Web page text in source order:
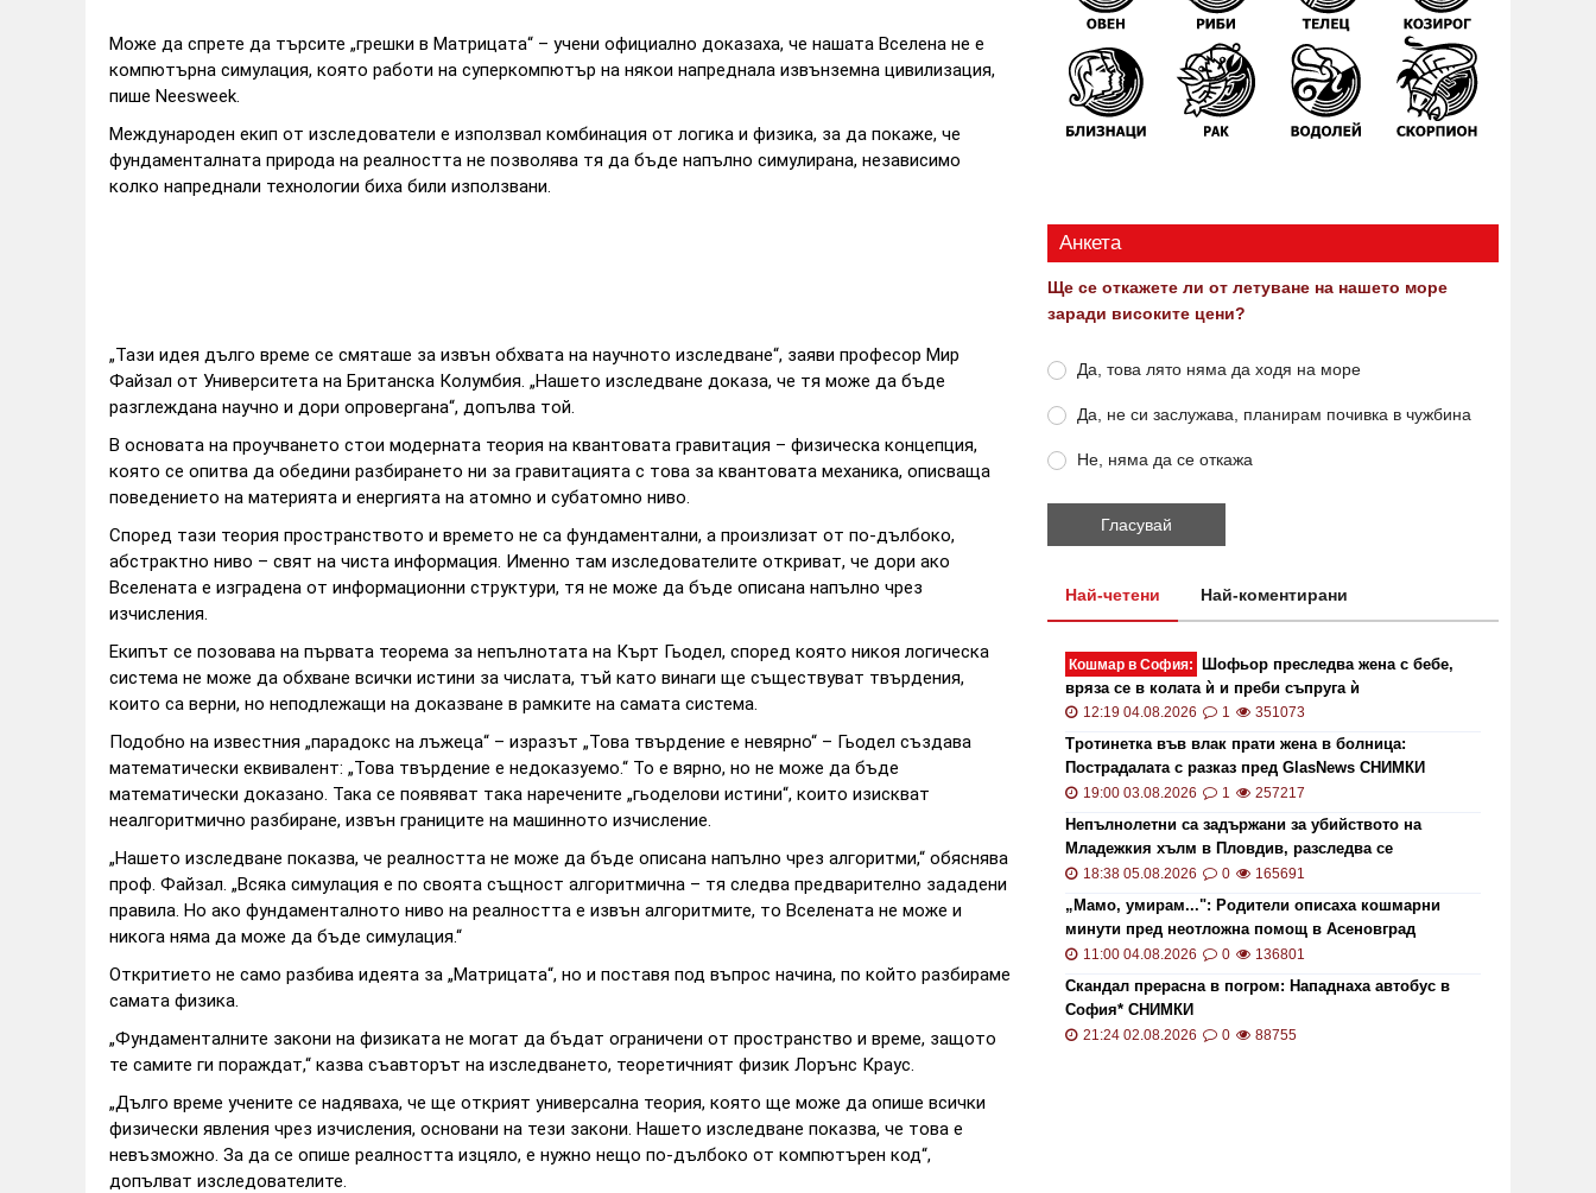
Може да спрете да търсите „грешки в Матрицата“ – учени официално доказаха, че нашата Вселена не е
компютърна симулация, която работи на суперкомпютър на някои напреднала извънземна цивилизация,
пише Neesweek.
Международен екип от изследователи е използвал комбинация от логика и физика, за да покаже, че
фундаменталната природа на реалността не позволява тя да бъде напълно симулирана, независимо
колко напреднали технологии биха били използвани.
„Тази идея дълго време се смяташе за извън обхвата на научното изследване“, заяви професор Мир
Файзал от Университета на Британска Колумбия. „Нашето изследване доказа, че тя може да бъде
разглеждана научно и дори опровергана“, допълва той.
В основата на проучването стои модерната теория на квантовата гравитация – физическа концепция,
която се опитва да обедини разбирането ни за гравитацията с това за квантовата механика, описваща
поведението на материята и енергията на атомно и субатомно ниво.
Според тази теория пространството и времето не са фундаментални, а произлизат от по-дълбоко,
абстрактно ниво – свят на чиста информация. Именно там изследователите откриват, че дори ако
Вселената е изградена от информационни структури, тя не може да бъде описана напълно чрез
изчисления.
Екипът се позовава на първата теорема за непълнотата на Кърт Гьодел, според която никоя логическа
система не може да обхване всички истини за числата, тъй като винаги ще съществуват твърдения,
които са верни, но неподлежащи на доказване в рамките на самата система.
Подобно на известния „парадокс на лъжеца“ – изразът „Това твърдение е невярно“ – Гьодел създава
математически еквивалент: „Това твърдение е недоказуемо.“ То е вярно, но не може да бъде
математически доказано. Така се появяват така наречените „гьоделови истини“, които изискват
неалгоритмично разбиране, извън границите на машинното изчисление.
„Нашето изследване показва, че реалността не може да бъде описана напълно чрез алгоритми,“ обяснява
проф. Файзал. „Всяка симулация е по своята същност алгоритмична – тя следва предварително зададени
правила. Но ако фундаменталното ниво на реалността е извън алгоритмите, то Вселената не може и
никога няма да може да бъде симулация.“
Откритието не само разбива идеята за „Матрицата“, но и поставя под въпрос начина, по който разбираме
самата физика.
„Фундаменталните закони на физиката не могат да бъдат ограничени от пространство и време, защото
те самите ги пораждат,“ казва съавторът на изследването, теоретичният физик Лорънс Краус.
„Дълго време учените се надяваха, че ще открият универсална теория, която ще може да опише всички
физически явления чрез изчисления, основани на тези закони. Нашето изследване показва, че това е
невъзможно. За да се опише реалността изцяло, е нужно нещо по-дълбоко от компютърен код“,
допълват изследователите.
Анкета
Ще се откажете ли от летуване на нашето море
заради високите цени?
Да, това лято няма да ходя на море
Да, не си заслужава, планирам почивка в чужбина
Не, няма да се откажа
Най-четени Най-коментирани
Кошмар в София:
Шофьор преследва жена с бебе,
вряза се в колата ѝ и преби съпруга ѝ
12:19 04.08.2026 1 351073
Тротинетка във влак прати жена в болница:
Пострадалата с разказ пред GlasNews СНИМКИ
19:00 03.08.2026 1 257217
Непълнолетни са задържани за убийството на
Младежкия хълм в Пловдив, разследва се
хомофобски мотив
18:38 05.08.2026 0 165691
„Мамо, умирам...": Родители описаха кошмарни
минути пред неотложна помощ в Асеновград
11:00 04.08.2026 0 136801
Скандал прерасна в погром: Нападнаха автобус в
София* СНИМКИ
21:24 02.08.2026 0 88755